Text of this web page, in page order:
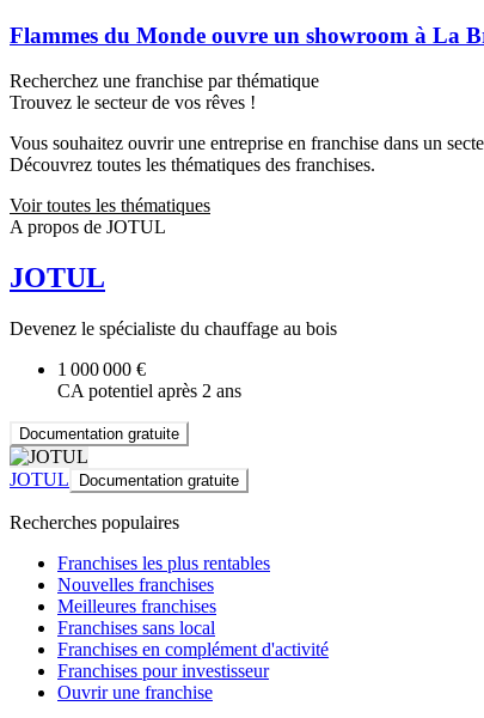
Flammes du Monde ouvre un showroom à La
Recherchez une franchise par thématique
Trouvez le secteur de vos rêves !
Vous souhaitez ouvrir une entreprise en franchise dans un
Découvrez toutes les thématiques des franchises.
Voir toutes les thématiques
A propos de JOTUL
JOTUL
Devenez le spécialiste du chauffage au bois
1 000 000 €
CA potentiel après 2 ans
Documentation gratuite
JOTUL Documentation gratuite
Recherches populaires
Franchises les plus rentables
Nouvelles franchises
Meilleures franchises
Franchises sans local
Franchises en complément d'activité
Franchises pour investisseur
Ouvrir une franchise